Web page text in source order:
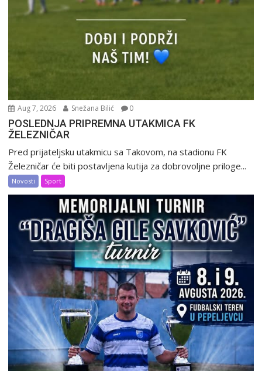
Aug 7, 2026 Snežana Bilić 0
POSLEDNJA PRIPREMNA UTAKMICA FK
ŽELEZNIČAR
Pred prijateljsku utakmicu sa Takovom, na stadionu FK
Železničar će biti postavljena kutija za dobrovoljne priloge...
Novosti Sport